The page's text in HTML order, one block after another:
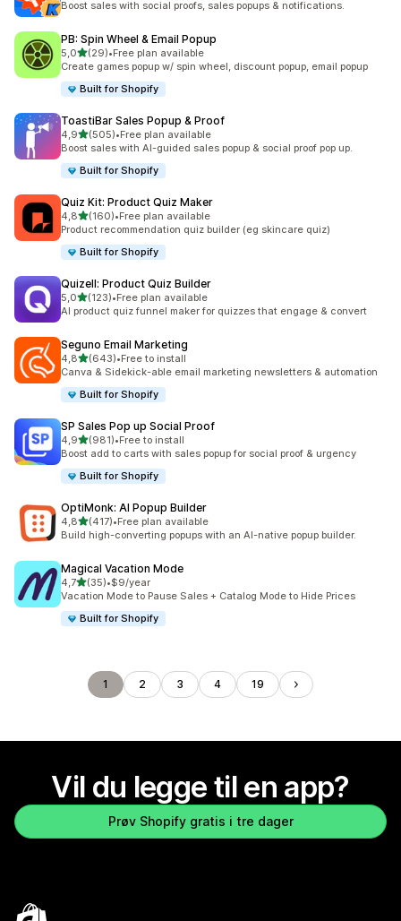
Boost sales with social proofs, sales popups & notifications.
PB: Spin Wheel & Email Popup
5,0av 5 stjerner
(29)
Totalt 29 omtaler
•Free plan available
Create games popup w/ spin wheel, discount popup, email popup
Built for Shopify
ToastiBar Sales Popup & Proof
4,9av 5 stjerner
(505)
Totalt 505 omtaler
•Free plan available
Boost sales with AI-guided sales popup & social proof pop up.
Built for Shopify
Quiz Kit: Product Quiz Maker
4,8av 5 stjerner
(160)
Totalt 160 omtaler
•Free plan available
Product recommendation quiz builder (eg skincare quiz)
Built for Shopify
Quizell: Product Quiz Builder
5,0av 5 stjerner
(123)
Totalt 123 omtaler
•Free plan available
AI product quiz funnel maker for quizzes that engage & convert
Seguno Email Marketing
4,8av 5 stjerner
(643)
Totalt 643 omtaler
•Free to install
Canva & Sidekick-able email marketing newsletters & automation
Built for Shopify
SP Sales Pop up Social Proof
4,9av 5 stjerner
(981)
Totalt 981 omtaler
•Free to install
Boost add to carts with sales popup for social proof & urgency
Built for Shopify
OptiMonk: AI Popup Builder
4,8av 5 stjerner
(417)
Totalt 417 omtaler
•Free plan available
Build high-converting popups with an AI-native popup builder.
Magical Vacation Mode
4,7av 5 stjerner
(35)
Totalt 35 omtaler
•$9/year
Vacation Mode to Pause Sales + Catalog Mode to Hide Prices
Built for Shopify
1 2 3 4 19
Vil du legge til en app?
Prøv Shopify gratis i tre dager